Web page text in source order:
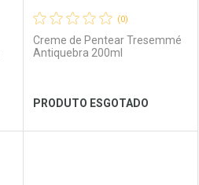
Ver Desconto Convênio
(0)
Creme de Pentear Tresemmé
Antiquebra 200ml
PRODUTO ESGOTADO